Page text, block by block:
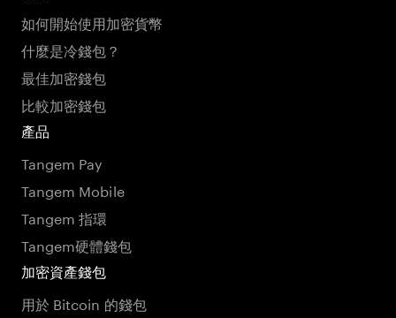
如何開始使用加密貨幣
什麼是冷錢包？
最佳加密錢包
比較加密錢包
產品
Tangem Pay
Tangem Mobile
Tangem 指環
Tangem硬體錢包
加密資產錢包
用於 Bitcoin 的錢包